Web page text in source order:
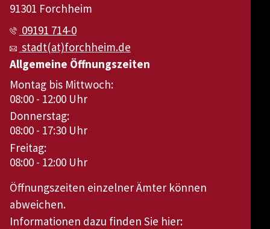
91301 Forchheim
09191 714-0
stadt(at)forchheim.de
Allgemeine Öffnungszeiten
Montag bis Mittwoch:
08:00 - 12:00 Uhr
Donnerstag:
08:00 - 17:30 Uhr
Freitag:
08:00 - 12:00 Uhr
Öffnungszeiten einzelner Ämter können
abweichen.
Informationen dazu finden Sie hier: